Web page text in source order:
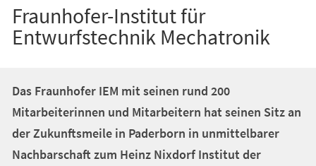
Fraunhofer-Institut für
Entwurfstechnik Mechatronik
Das Fraunhofer IEM mit seinen rund 200
Mitarbeiterinnen und Mitarbeitern hat seinen Sitz an
der Zukunftsmeile in Paderborn in unmittelbarer
Nachbarschaft zum Heinz Nixdorf Institut der